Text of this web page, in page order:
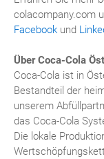
colacompany.com
Facebook und
Über Coca-Cola
Coca-Cola ist in
Bestandteil der
unserem
das Coca-Cola
Die lokale